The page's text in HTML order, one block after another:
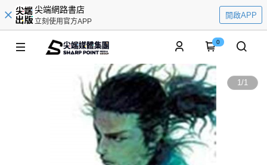
尖端網路書店
立刻使用官方APP
開啟APP
0
1/1